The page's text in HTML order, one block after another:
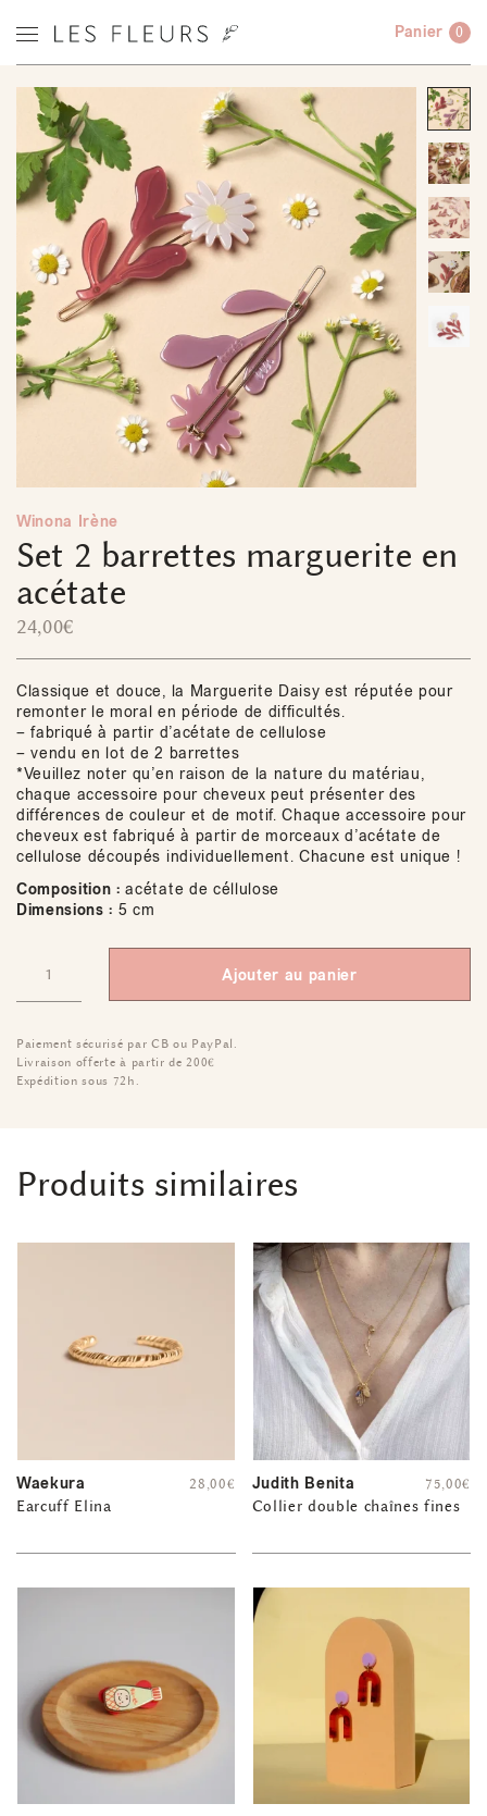
Panier 0
Winona Irène
Set 2 barrettes marguerite en
acétate
24,00€
Classique et douce, la Marguerite Daisy est réputée pour
remonter le moral en période de difficultés.
– fabriqué à partir d’acétate de cellulose
– vendu en lot de 2 barrettes
*Veuillez noter qu’en raison de la nature du matériau,
chaque accessoire pour cheveux peut présenter des
différences de couleur et de motif. Chaque accessoire pour
cheveux est fabriqué à partir de morceaux d’acétate de
cellulose découpés individuellement. Chacune est unique !
Composition : acétate de céllulose
Dimensions : 5 cm
Ajouter au panier
Paiement sécurisé par CB ou PayPal.
Livraison offerte à partir de 200€
Expédition sous 72h.
Produits similaires
Waekura
Earcuff Elina
28,00€ Judith Benita
Collier double chaînes fines
75,00€